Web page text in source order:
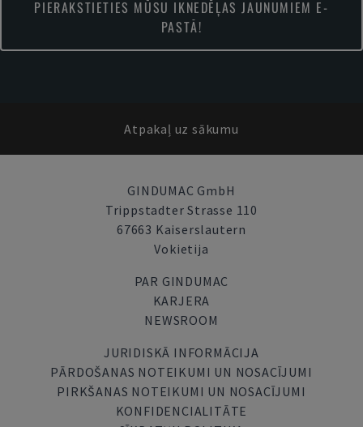
PIERAKSTIETIES MŪSU IKNEDĒĻAS JAUNUMIEM E-
PASTĀ!
Atpakaļ uz sākumu
GINDUMAC GmbH
Trippstadter Strasse 110
67663 Kaiserslautern
Vokietija
PAR GINDUMAC
KARJERA
NEWSROOM
JURIDISKĀ INFORMĀCIJA
PĀRDOŠANAS NOTEIKUMI UN NOSACĪJUMI
PIRKŠANAS NOTEIKUMI UN NOSACĪJUMI
KONFIDENCIALITĀTE